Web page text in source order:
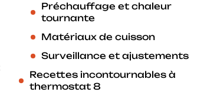
Préchauffage et chaleur
tournante
Matériaux de cuisson
Surveillance et ajustements
Recettes incontournables à
thermostat 8